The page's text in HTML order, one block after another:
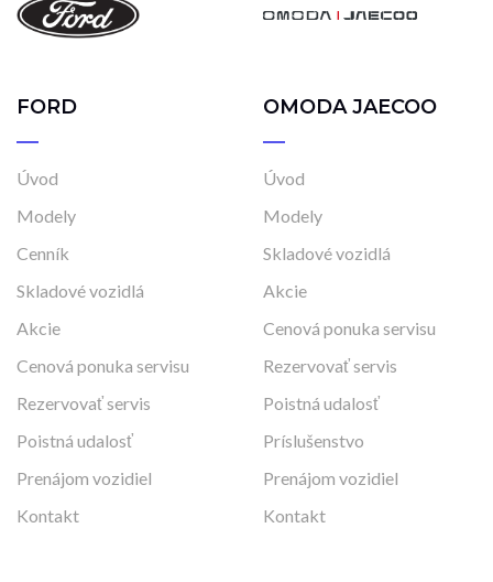
FORD
Úvod
Modely
Cenník
Skladové vozidlá
Akcie
Cenová ponuka servisu
Rezervovať servis
Poistná udalosť
Prenájom vozidiel
Kontakt
OMODA JAECOO
Úvod
Modely
Skladové vozidlá
Akcie
Cenová ponuka servisu
Rezervovať servis
Poistná udalosť
Príslušenstvo
Prenájom vozidiel
Kontakt